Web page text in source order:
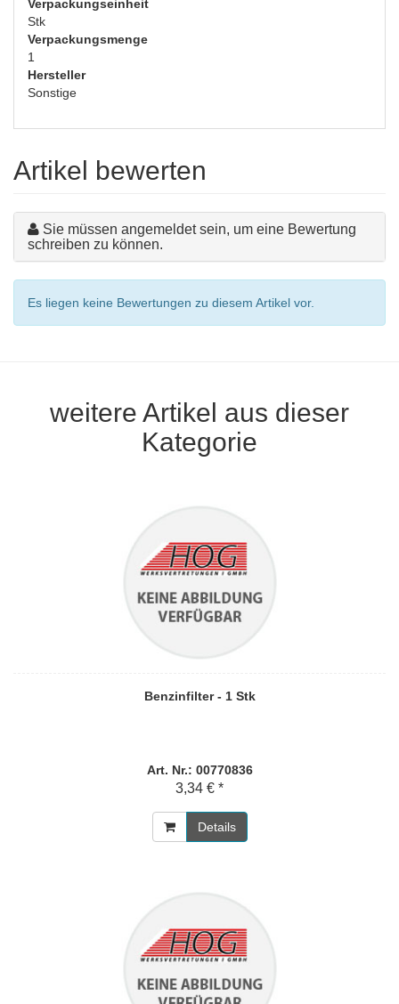
Verpackungseinheit
Stk
Verpackungsmenge
1
Hersteller
Sonstige
Artikel bewerten
Sie müssen angemeldet sein, um eine Bewertung
schreiben zu können.
Es liegen keine Bewertungen zu diesem Artikel vor.
weitere Artikel aus dieser
Kategorie
Benzinfilter - 1 Stk
Art. Nr.: 00770836
3,34 € *
Details